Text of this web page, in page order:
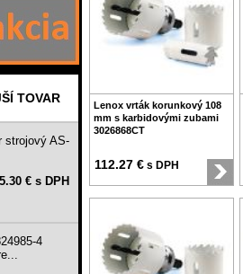
TOVAR
strojový AS-
€ s DPH
4
Lenox vrták korunkový 108
mm s karbidovými zubami
3026868CT
112.27 € s DPH